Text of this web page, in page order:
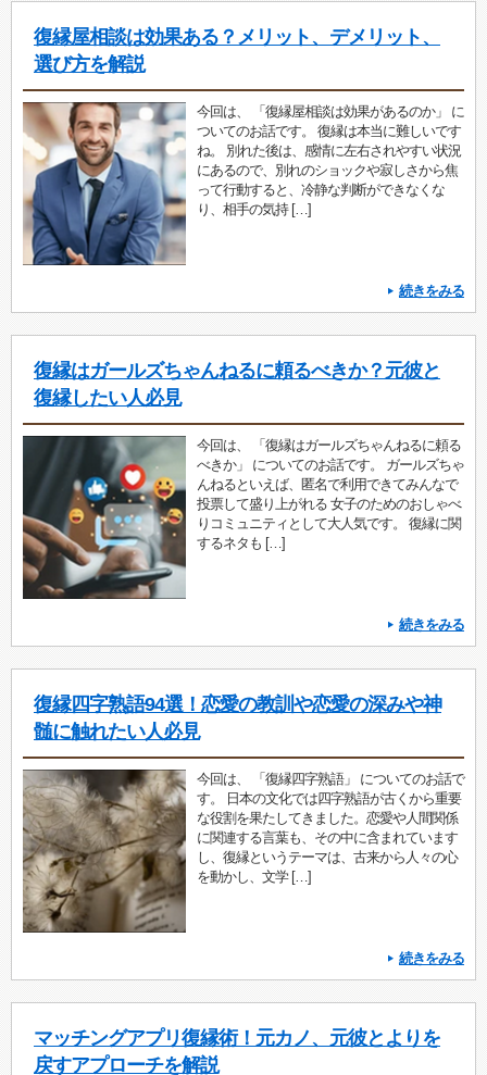
復縁屋相談は効果ある？メリット、デメリット、
選び方を解説
今回は、 「復縁屋相談は効果があるのか」 に
ついてのお話です。 復縁は本当に難しいです
ね。 別れた後は、感情に左右されやすい状況
にあるので、別れのショックや寂しさから焦
って行動すると、冷静な判断ができなくな
り、相手の気持 […]
続きをみる
復縁はガールズちゃんねるに頼るべきか？元彼と
復縁したい人必見
今回は、 「復縁はガールズちゃんねるに頼る
べきか」 についてのお話です。 ガールズちゃ
んねるといえば、匿名で利用できてみんなで
投票して盛り上がれる 女子のためのおしゃべ
りコミュニティとして大人気です。 復縁に関
するネタも […]
続きをみる
復縁四字熟語94選！恋愛の教訓や恋愛の深みや神
髄に触れたい人必見
今回は、 「復縁四字熟語」 についてのお話で
す。 日本の文化では四字熟語が古くから重要
な役割を果たしてきました。恋愛や人間関係
に関連する言葉も、その中に含まれています
し、復縁というテーマは、古来から人々の心
を動かし、文学 […]
続きをみる
マッチングアプリ復縁術！元カノ、元彼とよりを
戻すアプローチを解説